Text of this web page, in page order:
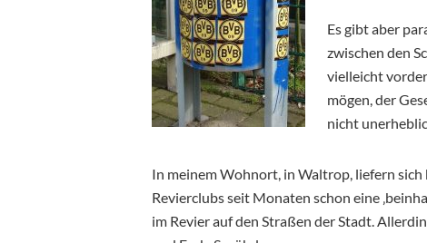
Es gibt aber
zwischen den
vielleicht
mögen, der
nicht
In meinem Wohnort, in Waltrop, liefern
Revierclubs seit Monaten schon eine
im Revier auf den Straßen der Stadt.